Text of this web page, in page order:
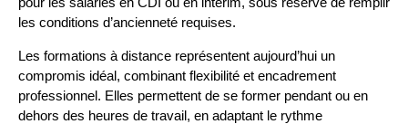
les conditions d’ancienneté requises.
Les formations à distance représentent aujourd’hui un
compromis idéal, combinant flexibilité et encadrement
professionnel. Elles permettent de se former pendant ou en
dehors des heures de travail, en adaptant le rythme